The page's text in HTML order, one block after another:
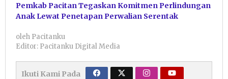
Pemkab Pacitan Tegaskan Komitmen Perlindungan
Anak Lewat Penetapan Perwalian Serentak
oleh Pacitanku
Editor: Pacitanku Digital Media
Ikuti Kami Pada